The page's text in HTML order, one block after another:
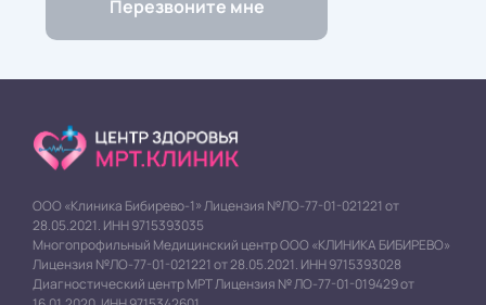
ООО «Клиника Бибирево-1» Лицензия №ЛО-77-01-021221 от
28.05.2021. ИНН 9715393035
Многопрофильный Медицинский центр ООО «КЛИНИКА БИБИРЕВО»
Лицензия №ЛО-77-01-021221 от 28.05.2021. ИНН 9715393028
Диагностический центр МРТ Лицензия № ЛО-77-01-019429 от